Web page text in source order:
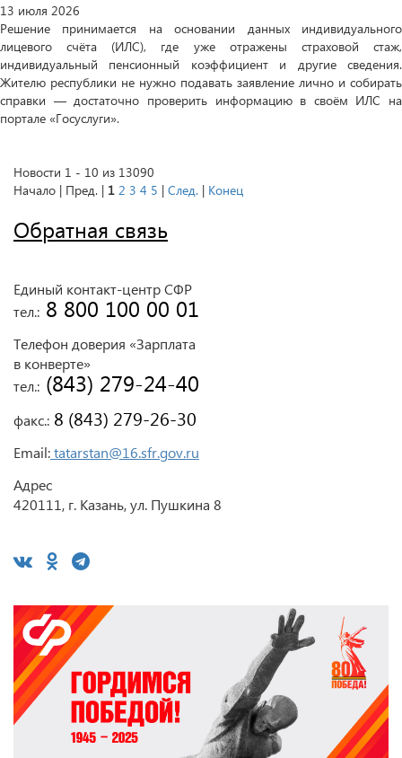
13 июля 2026
Решение принимается на основании данных индивидуального
лицевого счёта (ИЛС), где уже отражены страховой стаж,
индивидуальный пенсионный коэффициент и другие сведения.
Жителю республики не нужно подавать заявление лично и собирать
справки — достаточно проверить информацию в своём ИЛС на
портале «Госуслуги».
Новости 1 - 10 из 13090
Начало | Пред. | 1 2 3 4 5 | След. | Конец
Обратная связь
Единый контакт-центр СФР
тел.: 8 800 100 00 01
Телефон доверия «Зарплата
в конверте»
тел.: (843) 279-24-40
факс.: 8 (843) 279-26-30
Email:tatarstan@16.sfr.gov.ru
Адрес
420111, г. Казань, ул. Пушкина 8